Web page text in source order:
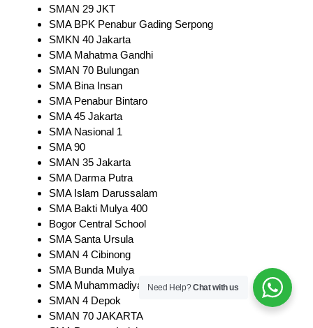
SMAN 29 JKT
SMA BPK Penabur Gading Serpong
SMKN 40 Jakarta
SMA Mahatma Gandhi
SMAN 70 Bulungan
SMA Bina Insan
SMA Penabur Bintaro
SMA 45 Jakarta
SMA Nasional 1
SMA 90
SMAN 35 Jakarta
SMA Darma Putra
SMA Islam Darussalam
SMA Bakti Mulya 400
Bogor Central School
SMA Santa Ursula
SMAN 4 Cibinong
SMA Bunda Mulya
SMA Muhammadiyah 12
SMAN 4 Depok
SMAN 70 JAKARTA
Need Help?Chat with us